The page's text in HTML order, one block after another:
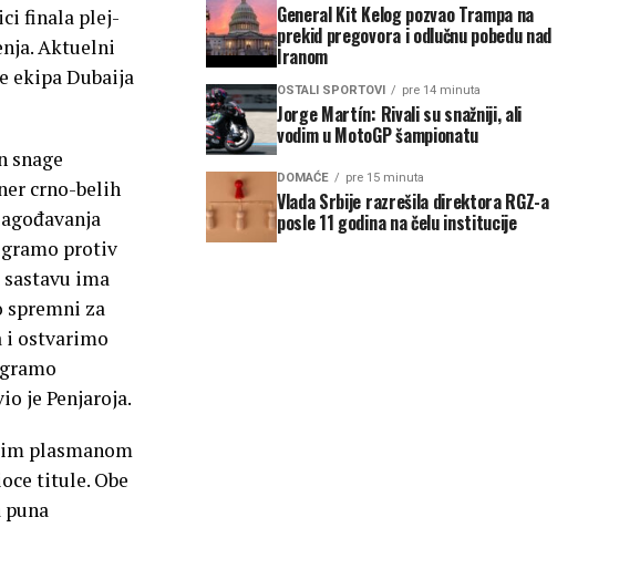
finala plej-
Aktuelni
ekipa Dubaija
snage
crno-belih
protiv
ima
spremni za
i ostvarimo
je Penjaroja.
plasmanom
titule. Obe
puna
General Kit Kelog pozvao Trampa na
prekid pregovora i odlučnu pobedu nad
Iranom
OSTALI SPORTOVI pre 14 minuta
Jorge Martín: Rivali su snažniji, ali
vodim u MotoGP šampionatu
DOMAĆE pre 15 minuta
Vlada Srbije razrešila direktora RGZ-a
posle 11 godina na čelu institucije